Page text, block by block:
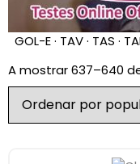
GOL-E · TAV · TAS ·
A mostrar 637–640